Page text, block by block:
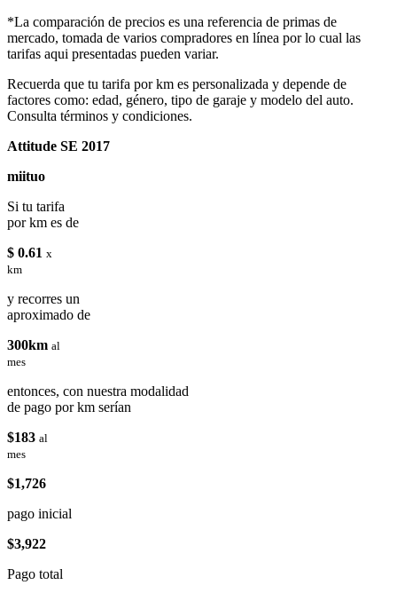
*La comparación de precios es una referencia de primas de
mercado, tomada de varios compradores en línea por lo cual las
tarifas aqui presentadas pueden variar.
Recuerda que tu tarifa por km es personalizada y depende de
factores como: edad, género, tipo de garaje y modelo del auto.
Consulta términos y condiciones.
Attitude SE 2017
miituo
Si tu tarifa
por km es de
$ 0.61 x
km
y recorres un
aproximado de
300km al
mes
entonces, con nuestra modalidad
de pago por km serían
$183 al
mes
$1,726
pago inicial
$3,922
Pago total